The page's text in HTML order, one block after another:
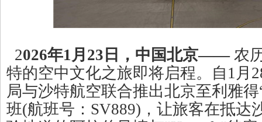
2026年1月23日，中国北京—— 农
特的空中文化之旅即将启程。自1月
局与沙特航空联合推出北京至利雅
班(航班号：SV889)，让旅客在抵达